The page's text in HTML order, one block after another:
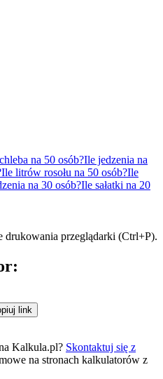
na 50 osób?Ile jedzenia na
Ile litrów rosołu na 50 osób?Ile
na 30 osób?Ile sałatki na 20
przeglądarki (Ctrl+P).
link
Kalkula.pl? Skontaktuj się z
na stronach kalkulatorów z